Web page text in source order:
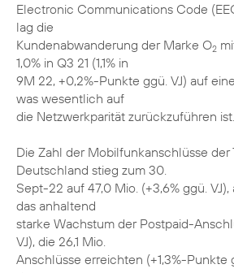
Electronic Communications Code
lag die
Kundenabwanderung der Marke O2
1,0% in Q3 21 (1,1% in
9M 22, +0,2%-Punkte ggü. VJ) auf
was wesentlich auf
die Netzwerkparität zurückzuführen ist.
Die Zahl der Mobilfunkanschlüsse der
Deutschland stieg zum 30.
Sept-22 auf 47,0 Mio. (+3,6% ggü.
das anhaltend
starke Wachstum der Postpaid-
VJ), die 26,1 Mio.
Anschlüsse erreichten (+1,3%-Punkte